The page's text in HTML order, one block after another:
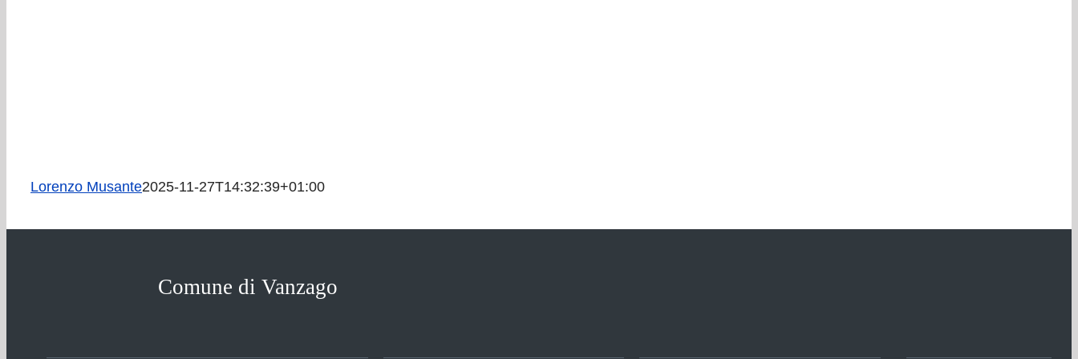
Lorenzo Musante2025-11-27T14:32:39+01:00
Comune di Vanzago